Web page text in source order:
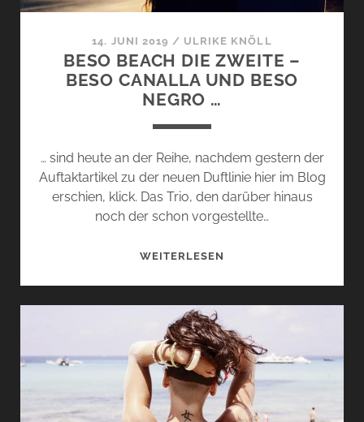
14. JUNI 2019 / ULRIKE KNÖLL
BESO BEACH DIE ZWEITE –
BESO CANALLA UND BESO
NEGRO …
… sind heute an der Reihe, nachdem gestern der
Auftaktartikel zu der neuen Duftlinie hier im Blog
erschien, klick. Das Trio, den darüber hinaus
noch der schon vorgestellte…
WEITERLESEN
–
BESO
CANALLA
UND
BESO